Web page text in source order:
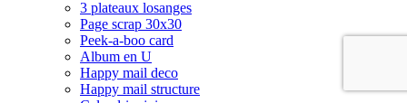
3 plateaux losanges
Page scrap 30x30
Peek-a-boo card
Album en U
Happy mail deco
Happy mail structure